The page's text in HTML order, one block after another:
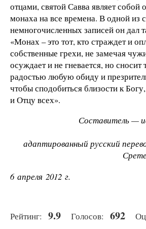
отцами, святой Савва являет собой
монаха на все времена. В одной из
немногочисленных записей он дал
«Монах – это тот, кто страждет и
собственные грехи, не замечая
осуждает и не гневается, но сносит
радостью любую обиду и
чтобы сподобиться близости к
и Отцу всех».
Составитель —
адаптированный русский
6 апреля 2012 г.
Рейтинг: 9.9 Голосов: 692